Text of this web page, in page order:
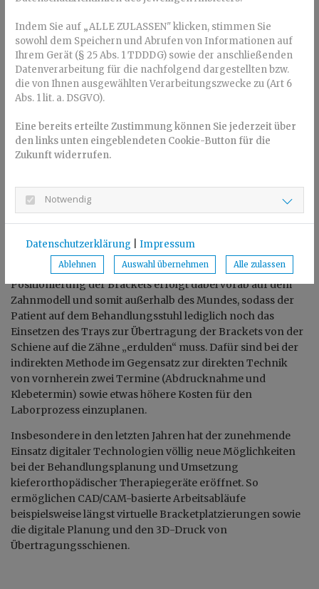
Direkte oder indirektes Klebetechnik –
welche ist besser?
Die Brackets können durch den Fachzahnarzt für
Kieferorthopädie entweder mittels direkter oder indirekter
Technik auf die Zähne geklebt werden. Beim direkten
Instruments nach Sicht geklebt. Das indirekte Bonding
hingegen erfolgt mit einer laborgefertigten
Bekleben ganzer Zahngruppen möglich ist.
Beide Bonding-Methoden bringen ihre jeweiligen Vor- und
Nachteile mit sich. Vergleicht man sie miteinander, sprechen
zweifellos die höhere Genauigkeit und ein insgesamt
kürzerer Klebetermin für die indirekte Technik. Die
Positionierung der Brackets erfolgt dabei vorab auf dem
Zahnmodell und somit außerhalb des Mundes, sodass der
Patient auf dem Behandlungsstuhl lediglich noch das
Einsetzen des Trays zur Übertragung der Brackets von der
Schiene auf die Zähne „erdulden“ muss. Dafür sind bei der
indirekten Methode im Gegensatz zur direkten Technik
von vornherein zwei Termine (Abdrucknahme und
Klebetermin) sowie etwas höhere Kosten für den
Laborprozess einzuplanen.
Insbesondere in den letzten Jahren hat der zunehmende
Einsatz digitaler Technologien völlig neue Möglichkeiten
bei der Behandlungsplanung und Umsetzung
kieferorthopädischer Therapiegeräte eröffnet. So
ermöglichen CAD/CAM-basierte Arbeitsabläufe
beispielsweise längst virtuelle Bracketplatzierungen sowie
die digitale Planung und den 3D-Druck von
Übertragungsschienen.
Indem Sie auf „ALLE ZULASSEN" klicken, stimmen Sie
sowohl dem Speichern und Abrufen von Informationen auf
Ihrem Gerät (§ 25 Abs. 1 TDDDG) sowie der anschließenden
Datenverarbeitung für die nachfolgend dargestellten bzw.
die von Ihnen ausgewählten Verarbeitungszwecke zu (Art 6
Abs. 1 lit. a. DSGVO).
Eine bereits erteilte Zustimmung können Sie jederzeit über
den links unten eingeblendeten Cookie-Button für die
Zukunft widerrufen.
Notwendig
Datenschutzerklärung Impressum
Ablehnen Auswahl übernehmen Alle zulassen